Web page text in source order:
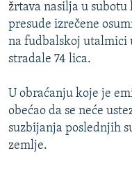
žrtava nasilja u subotu
presude izrečene
na fudbalskoj utalmici
stradale 74 lica.
U obraćanju koje je
obećao da se neće
suzbijanja poslednjih
zemlje.